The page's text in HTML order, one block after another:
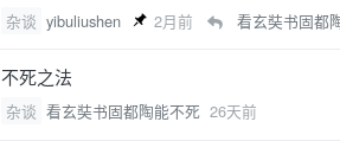
杂谈 yibuliushen 2月前 看玄奘书固都
不死之法
杂谈 看玄奘书固都陶能不死 26天前